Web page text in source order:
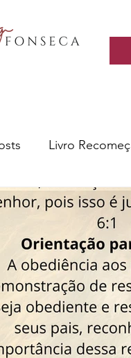
Livro
Nena recomenda
escritores e a escrita
e Tecnologia